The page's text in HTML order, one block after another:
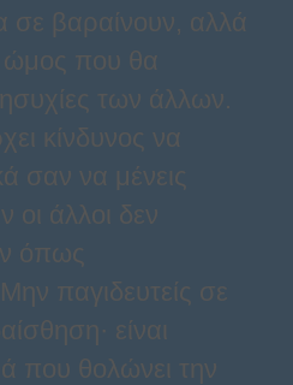
σε βαραίνουν, αλλά
ώμος που θα
των άλλων.
κίνδυνος να
σαν να μένεις
οι άλλοι δεν
όπως
παγιδευτείς σε
είναι
που θολώνει την